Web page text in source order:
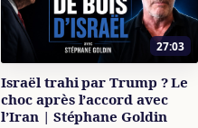
27:03
Israël trahi par Trump ? Le
choc après l’accord avec
l’Iran | Stéphane Goldin